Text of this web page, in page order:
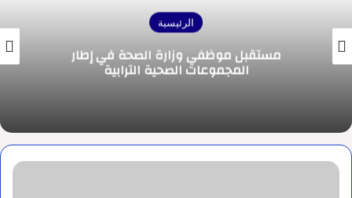
الرئيسية
ماذا بعد إحالة مشروع مدونة الأسرة على
المجلس العلمي الأعلى
شروط